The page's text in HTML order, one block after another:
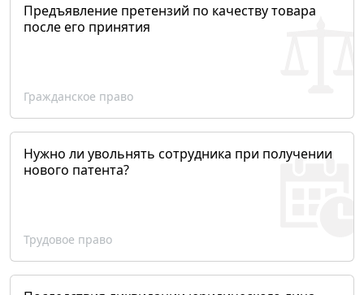
Предъявление претензий по качеству товара
после его принятия
Гражданское право
Нужно ли увольнять сотрудника при получении
нового патента?
Трудовое право